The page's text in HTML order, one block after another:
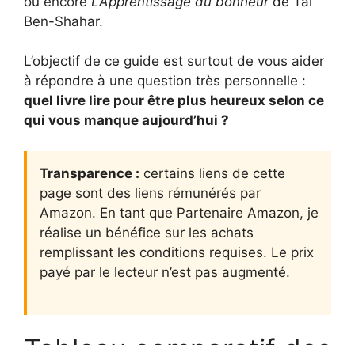
Ben-Shahar.
L’objectif de ce guide est surtout de vous aider
à répondre à une question très personnelle :
quel livre lire pour être plus heureux selon ce
qui vous manque aujourd’hui ?
Transparence : certains liens de cette
page sont des liens rémunérés par
Amazon. En tant que Partenaire Amazon, je
réalise un bénéfice sur les achats
remplissant les conditions requises. Le prix
payé par le lecteur n’est pas augmenté.